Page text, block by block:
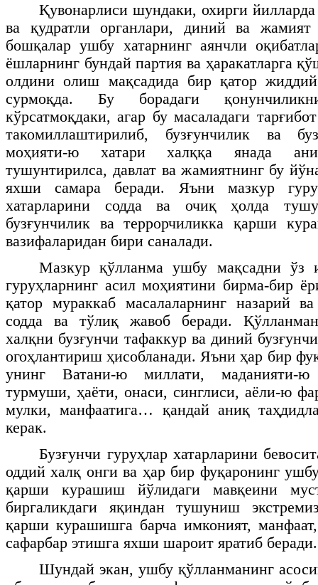
Қувонарлиси шундаки, охирги
ва қудратли органлари, диний ва жамият
бошқалар ушбу хатарнинг аянчли
ёшларнинг бундай партия ва ҳаракатларга
олдини олиш мақсадида бир қатор
сурмоқда. Бу борадаги
кўрсатмоқдаки, агар бу масаладаги
такомиллаштирилиб, бузғунчилик ва
моҳияти-ю хатари халққа янада
тушунтирилса, давлат ва жамиятнинг бу
яхши самара беради. Яъни мазкур
хатарларини содда ва очиқ ҳолда
бузғунчилик ва террорчиликка қарши
вазифаларидан бири саналади.
Мазкур қўлланма ушбу мақсадни ўз
гуруҳларнинг асил моҳиятини бирма-бир
қатор мураккаб масалаларнинг назарий
содда ва тўлиқ жавоб беради.
халқни бузғунчи тафаккур ва диний
огоҳлантириш ҳисобланади. Яъни ҳар бир
унинг Ватани-ю миллати, маданияти-
турмуши, ҳаёти, онаси, синглиси, аёли-ю
мулки, манфаатига… қандай аниқ
керак.
Бузғунчи гуруҳлар хатарларини
оддий халқ онги ва ҳар бир фуқаронинг
қарши курашиш йўлидаги мавқеини
биргаликдаги яқиндан тушуниш
қарши курашишга барча имконият,
сафарбар этишга яхши шароит яратиб беради.
Шундай экан, ушбу қўлланманинг